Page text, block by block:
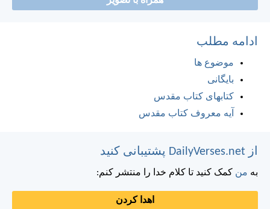
ادامه مطلب
موضوع ها
بایگانی
کتابهای کتاب مقدس
آیه معروف کتاب مقدس
از DailyVerses.net پشتیبانی کنید
به من کمک کنید تا کلام خدا را منتشر کنم:
اهدا کردن